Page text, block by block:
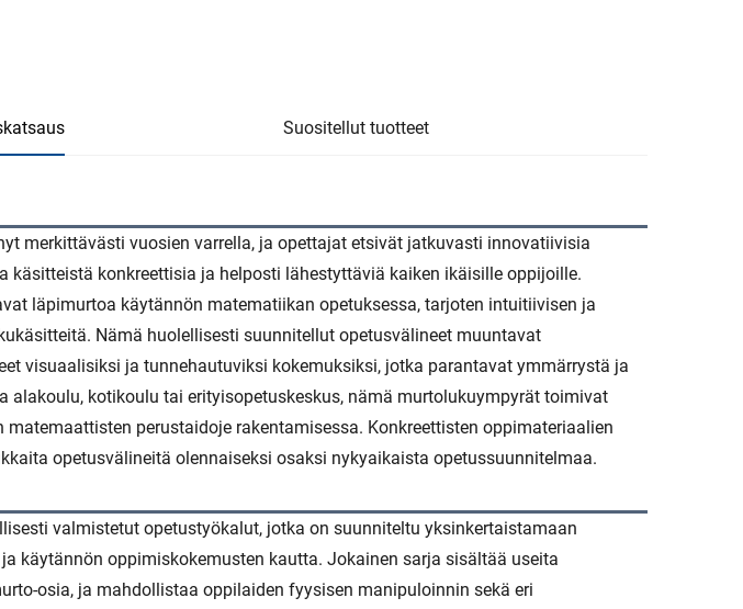
Suositellut tuotteet
merkittävästi vuosien varrella, ja opettajat etsivät jatkuvasti innovatiivisia
käsitteistä konkreettisia ja helposti lähestyttäviä kaiken ikäisille oppijoille.
läpimurtoa käytännön matematiikan opetuksessa, tarjoten intuitiivisen ja
Nämä huolellisesti suunnitellut opetusvälineet muuntavat
visuaalisiksi ja tunnehautuviksi kokemuksiksi, jotka parantavat ymmärrystä ja
alakoulu, kotikoulu tai erityisopetuskeskus, nämä murtolukuympyrät toimivat
perustaidoje rakentamisessa. Konkreettisten oppimateriaalien
opetusvälineitä olennaiseksi osaksi nykyaikaista opetussuunnitelmaa.
valmistetut opetustyökalut, jotka on suunniteltu yksinkertaistamaan
käytännön oppimiskokemusten kautta. Jokainen sarja sisältää useita
osia, ja mahdollistaa oppilaiden fyysisen manipuloinnin sekä eri